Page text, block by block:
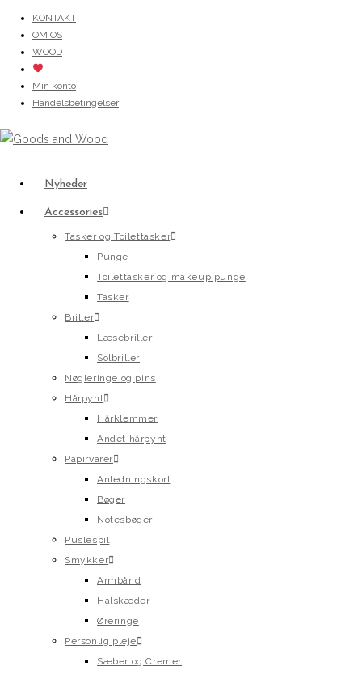
content
KONTAKT
OM OS
WOOD
Min konto
Handelsbetingelser
Nyheder
Accessories
Tasker og Toilettasker
Punge
Toilettasker og makeup punge
Tasker
Briller
Læsebriller
Solbriller
Nøgleringe og pins
Hårpynt
Hårklemmer
Andet hårpynt
Papirvarer
Anledningskort
Bøger
Notesbøger
Puslespil
Smykker
Armbånd
Halskæder
Øreringe
Personlig pleje
Sæber og Cremer